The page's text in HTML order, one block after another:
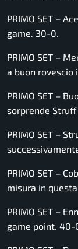
PRIMO SET –
game. 30-0.
PRIMO SET –
a buon rovescio
PRIMO SET –
sorprende
PRIMO SET –
PRIMO SET –
misura in
PRIMO SET –
game point. 40-